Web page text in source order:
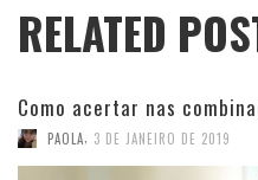
RELATED
Como acertar nas
PAOLA, 3 DE JANEIRO DE 2019